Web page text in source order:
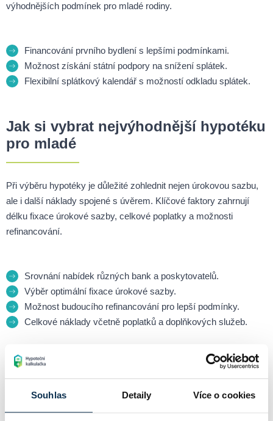
Souhlas Detaily Více o cookies
výhodnějších podmínek pro mladé rodiny.
Financování prvního bydlení s lepšími podmínkami.
Možnost získání státní podpory na snížení splátek.
Flexibilní splátkový kalendář s možností odkladu splátek.
Jak si vybrat nejvýhodnější hypotéku
pro mladé
Při výběru hypotéky je důležité zohlednit nejen úrokovou sazbu,
ale i další náklady spojené s úvěrem. Klíčové faktory zahrnují
délku fixace úrokové sazby, celkové poplatky a možnosti
refinancování.
Srovnání nabídek různých bank a poskytovatelů.
Výběr optimální fixace úrokové sazby.
Možnost budoucího refinancování pro lepší podmínky.
Celkové náklady včetně poplatků a doplňkových služeb.
Jak získat hypotéku pro mladé